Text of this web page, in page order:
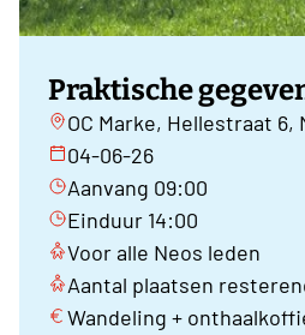
Praktische
OC Marke, Hellestraat 6,
04-06-26
Aanvang 09:00
Einduur 14:00
Voor alle Neos leden
Aantal plaatsen
Wandeling +